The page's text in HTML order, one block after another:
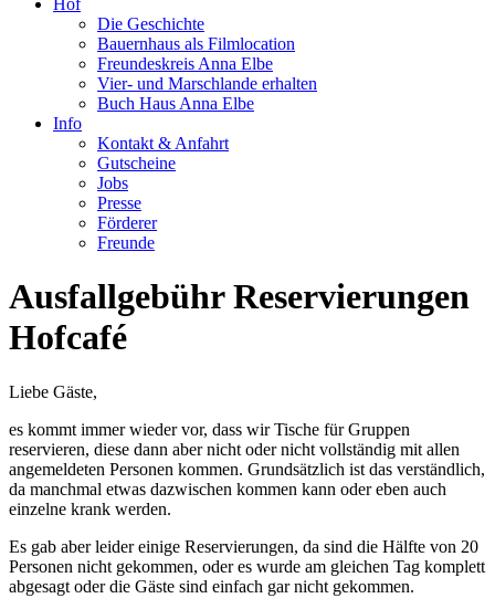
Hof
Die Geschichte
Bauernhaus als Filmlocation
Freundeskreis Anna Elbe
Vier- und Marschlande erhalten
Buch Haus Anna Elbe
Info
Kontakt & Anfahrt
Gutscheine
Jobs
Presse
Förderer
Freunde
Ausfallgebühr Reservierungen
Hofcafé
Liebe Gäste,
es kommt immer wieder vor, dass wir Tische für Gruppen
reservieren, diese dann aber nicht oder nicht vollständig mit allen
angemeldeten Personen kommen. Grundsätzlich ist das verständlich,
da manchmal etwas dazwischen kommen kann oder eben auch
einzelne krank werden.
Es gab aber leider einige Reservierungen, da sind die Hälfte von 20
Personen nicht gekommen, oder es wurde am gleichen Tag komplett
abgesagt oder die Gäste sind einfach gar nicht gekommen.